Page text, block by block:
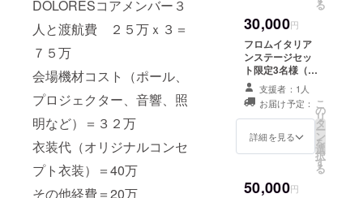
DOLORESコアメンバー３
人と渡航費 ２５万ｘ３＝
７５万
会場機材コスト（ポール、
プロジェクター、音響、照
明など）＝３２万
衣装代（オリジナルコンセ
プト衣装）＝40万
その他経費＝20万
る
30,000円
フロムイタリア
ンステージセッ
ト限定3名様（イ
タリアのショー
で使用する、ド
ロレスガーター
ベルト、ドロレ
スお守り－イタ
セットとイタリ
支援者：1人
お届け予定：
詳細を見る
こ
の
リ
タ
ー
ン
を
選
択
す
る
50,000円